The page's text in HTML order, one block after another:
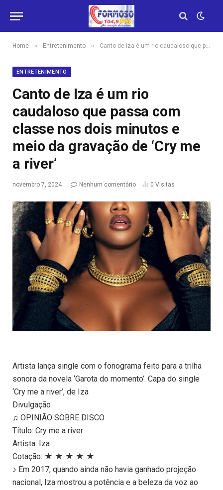
Home » Entretenimento » Canto de Iza é um rio caudaloso que passa com classe nos dois minutos e meio da gravação de ‘Cry me a river’
ENTRETENIMENTO
Canto de Iza é um rio
caudaloso que passa com
classe nos dois minutos e
meio da gravação de ‘Cry me
a river’
novembro 7, 2024 Nenhum comentário 0 Visitas
Artista lança single com o fonograma feito para a trilha
sonora da novela ‘Garota do momento’. Capa do single
‘Cry me a river’, de Iza
Divulgação
♫ OPINIÃO SOBRE DISCO
Título: Cry me a river
Artista: Iza
Cotação: ★ ★ ★ ★ ★
♪ Em 2017, quando ainda não havia ganhado projeção
nacional, Iza mostrou a potência e a beleza da voz ao